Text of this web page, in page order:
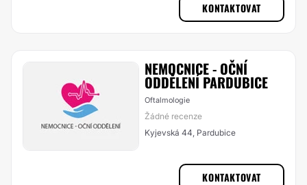
KONTAKTOVAT
NEMOCNICE - OČNÍ
ODDĚLENÍ PARDUBICE
Oftalmologie
Žádné recenze
Kyjevská 44, Pardubice
KONTAKTOVAT